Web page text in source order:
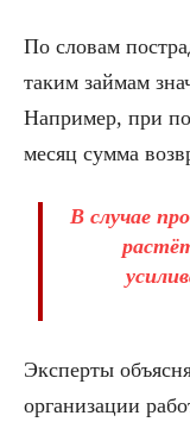
По словам
таким займам
Например, при
месяц сумма
В случае
Эксперты
организации